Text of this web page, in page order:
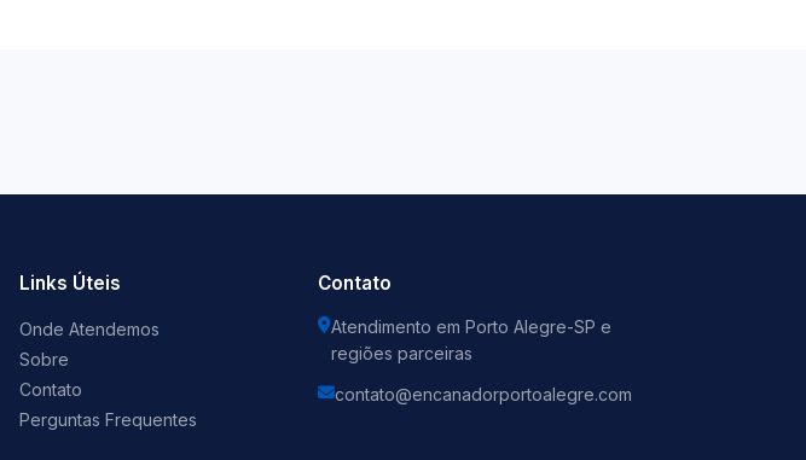
Links Úteis
Onde Atendemos
Sobre
Contato
Perguntas Frequentes
Contato
Atendimento em Porto Alegre-SP e
regiões parceiras
contato@encanadorportoalegre.com